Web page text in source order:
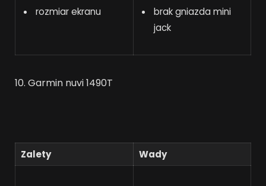
rozmiar ekranu
brak gniazda mini
jack
10. Garmin nuvi 1490T
Zalety Wady